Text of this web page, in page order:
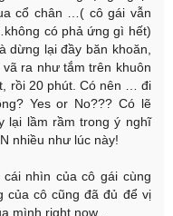
cổ chân …( cô gái vẫn
có phả ứng gì hết)
dừng lại đầy băn khoăn,
ra như tắm trên khuôn
rồi 20 phút. Có nên … đi
Yes or No??? Có lẽ
lại lầm rầm trong ý nghĩ
nhiều như lúc này!
nhìn của cô gái cùng
của cô cũng đã đủ để vị
mình right now .